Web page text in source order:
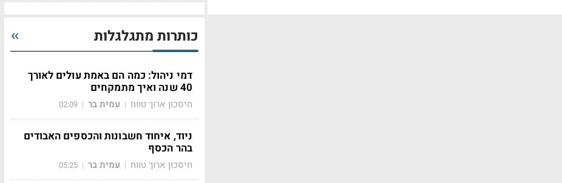
כותרות מתגלגלות
דמי ניהול: כמה הם באמת עולים לאורך
40 שנה ואיך מתמקחים
חיסכון ארוך טווח | עמית בר |
02:09
ניוד, איחוד חשבונות והכספים האבודים
בהר הכסף
חיסכון ארוך טווח | עמית בר |
05:25